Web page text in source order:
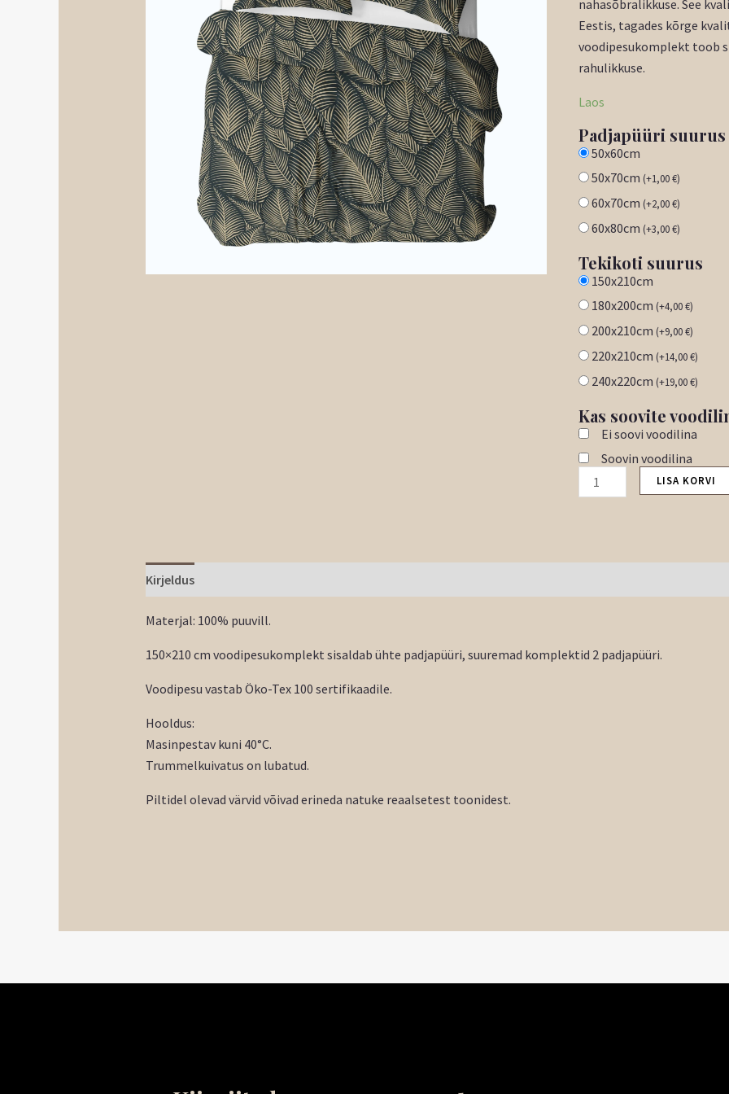
nahasõbralikkuse. See
Eestis, tagades kõrge
voodipesukomplekt toob
rahulikkuse.
Laos
Padjapüüri suurus
50x60cm
50x70cm (+1,00€)
60x70cm (+2,00€)
60x80cm (+3,00€)
Tekikoti suurus
150x210cm
180x200cm (+4,00€)
200x210cm (+9,00€)
220x210cm (+14,00€)
240x220cm (+19,00€)
Kas soovite
Ei soovi voodilina
Soovin voodilina
LISA KORVI
Kirjeldus
Materjal: 100% puuvill.
150×210 cm voodipesukomplekt sisaldab ühte padjapüüri, suuremad komplektid 2 padjapüüri.
Voodipesu vastab Öko-Tex 100 sertifikaadile.
Hooldus:
Masinpestav kuni 40°C.
Trummelkuivatus on lubatud.
Piltidel olevad värvid võivad erineda natuke reaalsetest toonidest.